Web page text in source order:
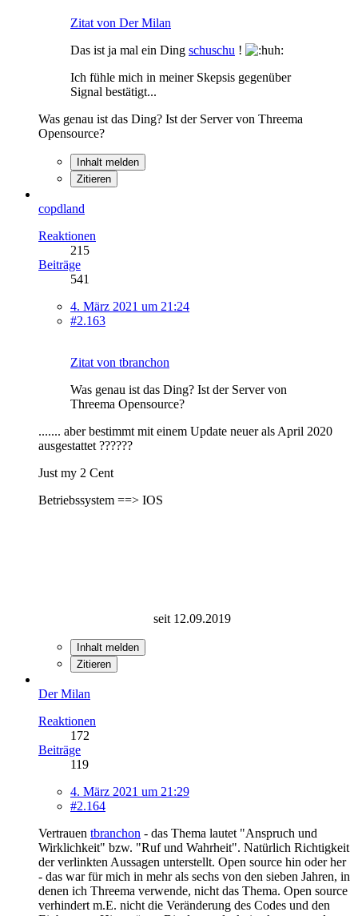
Zitat von Der Milan
Das ist ja mal ein Ding schuschu !
Ich fühle mich in meiner Skepsis gegenüber
Signal bestätigt...
Was genau ist das Ding? Ist der Server von Threema
Opensource?
Inhalt melden
Zitieren
copdland
Reaktionen
215
Beiträge
541
4. März 2021 um 21:24
#2.163
Zitat von tbranchon
Was genau ist das Ding? Ist der Server von
Threema Opensource?
....... aber bestimmt mit einem Update neuer als April 2020
ausgestattet ??????
Just my 2 Cent
Betriebssystem ==> IOS
seit 12.09.2019
Inhalt melden
Zitieren
Der Milan
Reaktionen
172
Beiträge
119
4. März 2021 um 21:29
#2.164
Vertrauen tbranchon - das Thema lautet "Anspruch und
Wirklichkeit" bzw. "Ruf und Wahrheit". Natürlich Richtigkeit
der verlinkten Aussagen unterstellt. Open source hin oder her
- das war für mich in mehr als sechs von den sieben Jahren, in
denen ich Threema verwende, nicht das Thema. Open source
verhindert m.E. nicht die Veränderung des Codes und den